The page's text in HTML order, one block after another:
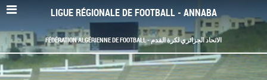
LIGUE RÉGIONALE DE FOOTBALL - ANNABA
FÉDÉRATION ALGÉRIENNE DE FOOTBALL - الاتحاد الجزائري لكرة القدم